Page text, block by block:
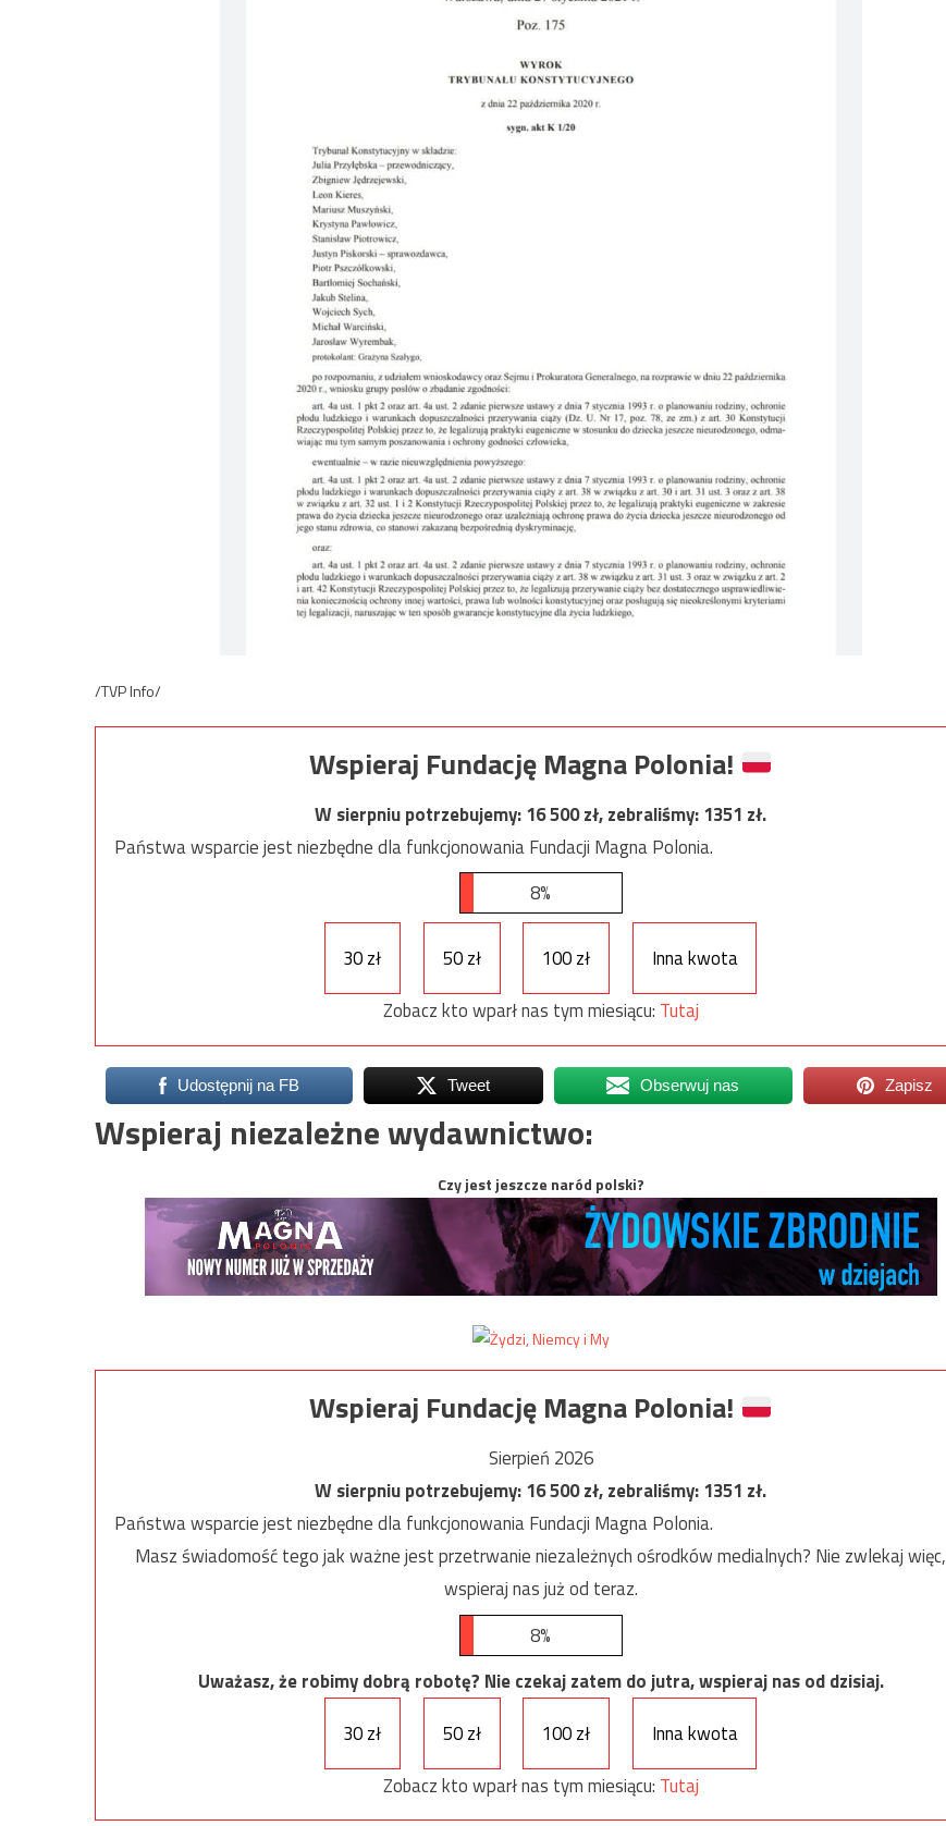
/TVP Info/
Wspieraj Fundację Magna Polonia!
W sierpniu potrzebujemy:16 500zł, zebraliśmy:1351 zł.
Państwa wsparcie jest niezbędne dla funkcjonowania Fundacji Magna Polonia.
8%
30 zł 50 zł 100 zł
Inna kwota
Zobacz kto wparł nas tym miesiącu: Tutaj
Udostępnij na FB Tweet Obserwuj nas Zapisz
Wspieraj niezależne wydawnictwo:
Czy jest jeszcze naród polski?
Wspieraj Fundację Magna Polonia!
Sierpień 2026
W sierpniu potrzebujemy:16 500zł, zebraliśmy:1351 zł.
Państwa wsparcie jest niezbędne dla funkcjonowania Fundacji Magna Polonia.
Masz świadomość tego jak ważne jest przetrwanie niezależnych ośrodków medialnych? Nie zwlekaj więc,
wspieraj nas już od teraz.
8%
Uważasz, że robimy dobrą robotę? Nie czekaj zatem do jutra, wspieraj nas od dzisiaj.
30 zł
50 zł 100 zł
Inna kwota
Zobacz kto wparł nas tym miesiącu: Tutaj